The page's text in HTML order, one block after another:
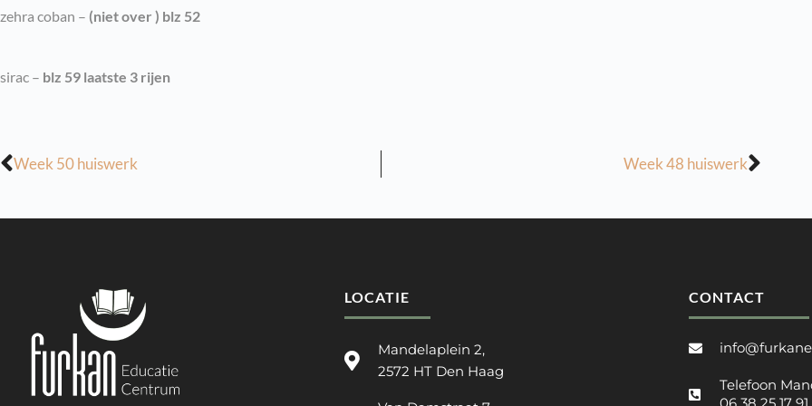
zehra coban – (niet over ) blz 52
sirac – blz 59 laatste 3 rijen
Week 50 huiswerk Week 48 huiswerk
LOCATIE
Mandelaplein 2,
2572 HT Den Haag
CONTACT
Telefoon